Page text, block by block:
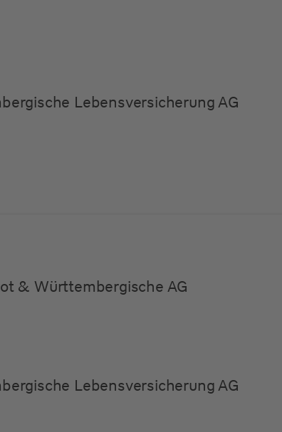
Lebensversicherung AG
& Württembergische AG
Lebensversicherung AG